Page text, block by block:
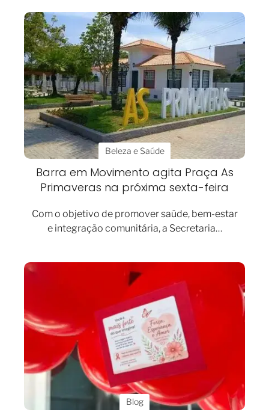
Beleza e Saúde
Barra em Movimento agita Praça As
Primaveras na próxima sexta-feira
Com o objetivo de promover saúde, bem-estar
e integração comunitária, a Secretaria…
Blog